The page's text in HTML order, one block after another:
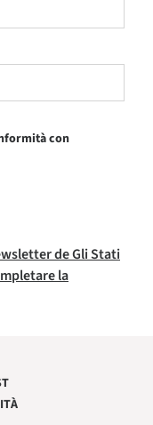
con
de Gli Stati
la